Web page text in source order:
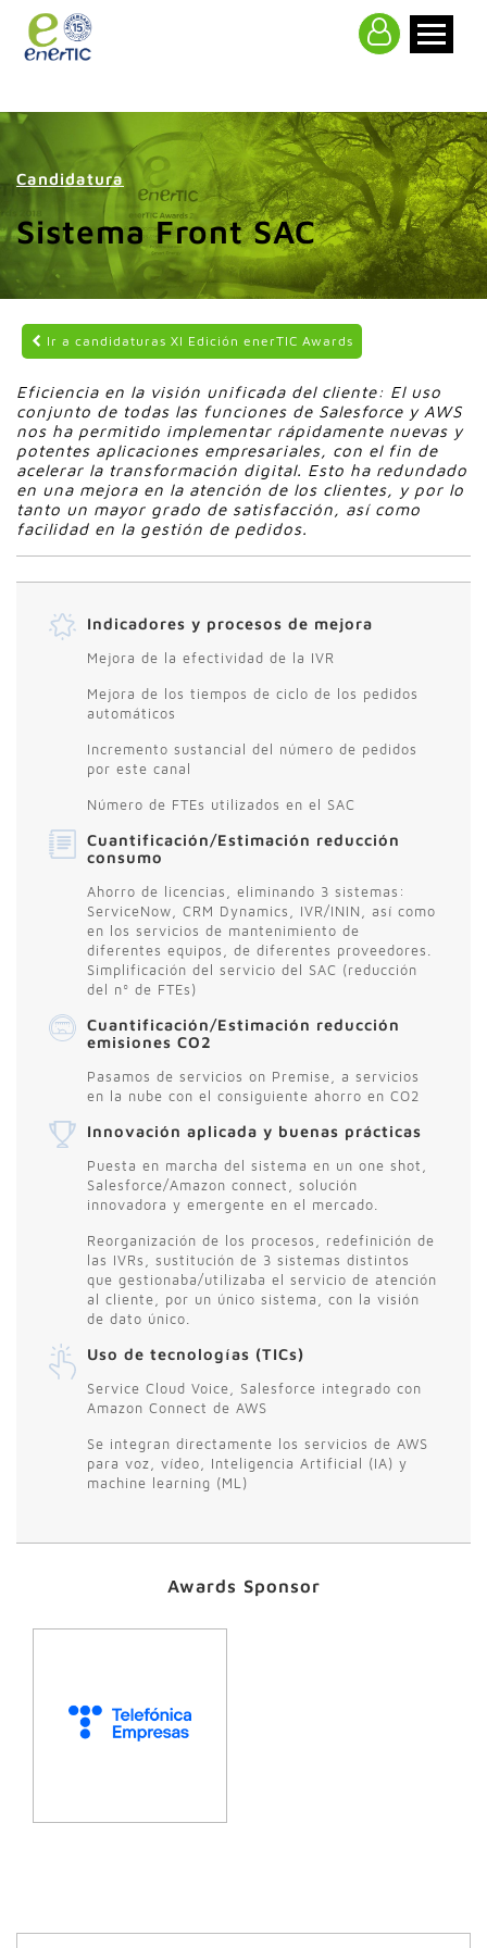
Candidatura
Sistema Front SAC
Ir a candidaturas XI Edición enerTIC Awards
Eficiencia en la visión unificada del cliente: El uso
conjunto de todas las funciones de Salesforce y AWS
nos ha permitido implementar rápidamente nuevas y
potentes aplicaciones empresariales, con el fin de
acelerar la transformación digital. Esto ha redundado
en una mejora en la atención de los clientes, y por lo
tanto un mayor grado de satisfacción, así como
facilidad en la gestión de pedidos.
Indicadores y procesos de mejora
Mejora de la efectividad de la IVR
Mejora de los tiempos de ciclo de los pedidos
automáticos
Incremento sustancial del número de pedidos
por este canal
Número de FTEs utilizados en el SAC
Cuantificación/Estimación reducción
consumo
Ahorro de licencias, eliminando 3 sistemas:
ServiceNow, CRM Dynamics, IVR/ININ, así como
en los servicios de mantenimiento de
diferentes equipos, de diferentes proveedores.
Simplificación del servicio del SAC (reducción
del nº de FTEs)
Cuantificación/Estimación reducción
emisiones CO2
Pasamos de servicios on Premise, a servicios
en la nube con el consiguiente ahorro en CO2
Innovación aplicada y buenas prácticas
Puesta en marcha del sistema en un one shot,
Salesforce/Amazon connect, solución
innovadora y emergente en el mercado.
Reorganización de los procesos, redefinición de
las IVRs, sustitución de 3 sistemas distintos
que gestionaba/utilizaba el servicio de atención
al cliente, por un único sistema, con la visión
de dato único.
Uso de tecnologías (TICs)
Service Cloud Voice, Salesforce integrado con
Amazon Connect de AWS
Se integran directamente los servicios de AWS
para voz, vídeo, Inteligencia Artificial (IA) y
machine learning (ML)
Awards Sponsor